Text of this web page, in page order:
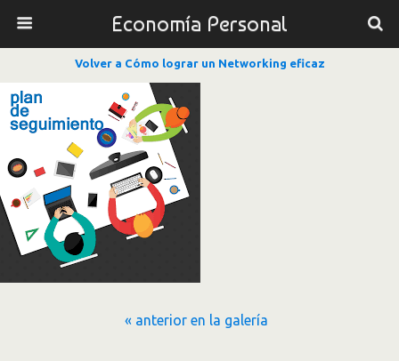
Economía Personal
Volver a Cómo lograr un Networking eficaz
« anterior en la galería